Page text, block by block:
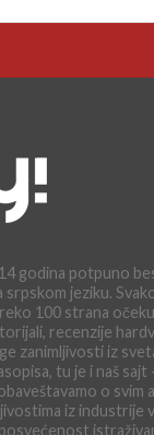
godina potpuno
srpskom jeziku.
100 strana
recenzije
zanimljivosti iz
tu je i naš sajt
o svim
iz industrije